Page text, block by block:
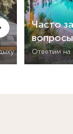
Часто
вопросы
Ответим на